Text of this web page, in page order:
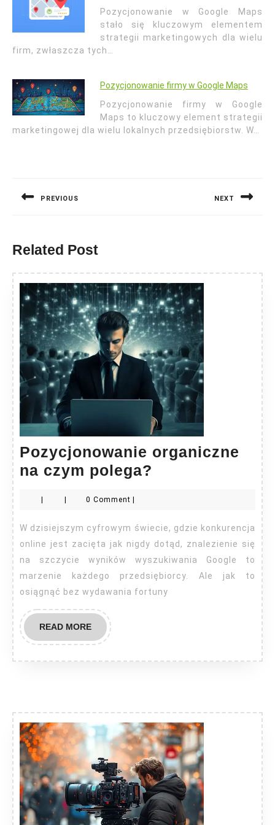
Pozycjonowanie w Google Maps
stało się kluczowym elementem
strategii marketingowych dla wielu
firm, zwłaszcza tych…
Pozycjonowanie firmy w Google Maps
Pozycjonowanie firmy w Google
Maps to kluczowy element strategii
marketingowej dla wielu lokalnych przedsiębiorstw. W…
PREVIOUS NEXT
Related Post
Pozycjonowanie organiczne
na czym polega?
czym
polega?
0 Comment
W dzisiejszym cyfrowym świecie, gdzie konkurencja
online jest zacięta jak nigdy dotąd, znalezienie się
na szczycie wyników wyszukiwania Google to
marzenie każdego przedsiębiorcy. Ale jak to
osiągnąć bez wydawania fortuny
READ MOREREAD
MORE